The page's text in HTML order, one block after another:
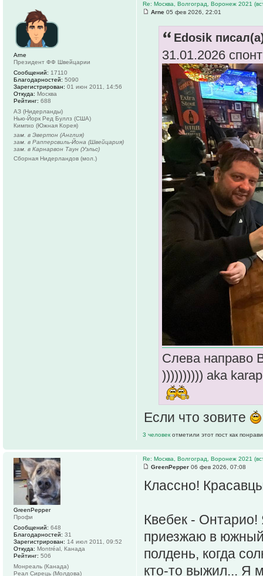
Re: Москва, Волгоград, Воронеж 2021
Arne 05 фев 2026, 22:01
Edosik
31.01.2026
Слева направо
)))))))))) aka
Если что зовите
3 человек отметили этот пост как
Arne
Президент ФФ Швейцарии
Сообщений: 17110
Благодарностей: 5090
Зарегистрирован: 01 июн 2011, 14:56
Откуда: Москва
Рейтинг: 688
АЗ (Нидерланды)
Нью-Йорк Ред Буллз (США)
Кимпхо (Южная Корея)
зам. в Эвертон (Англия)
зам. в Рапперсвиль-Йона (Швейцария)
зам. в Карнарвон Таун (Уэльс)
Сборная Нидерландов (мол.)
Re: Москва, Волгоград, Воронеж 2021
GreenPepper 06 фев 2026, 07:08
Классно!
Квебек -
приезжаю в
полдень, когда
кто-то выжил... Я
GreenPepper
Профи
Сообщений: 648
Благодарностей: 31
Зарегистрирован: 14 июл 2011, 09:52
Откуда: Montréal, Канада
Рейтинг: 506
Монреаль (Канада)
Реал Сирець (Молдова)